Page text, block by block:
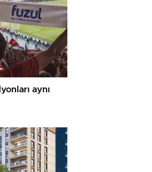
aynı